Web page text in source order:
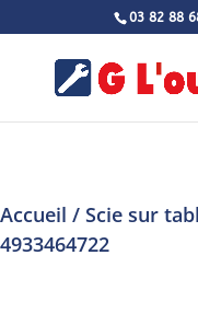
03 82 88
Accueil / Scie sur
4933464722